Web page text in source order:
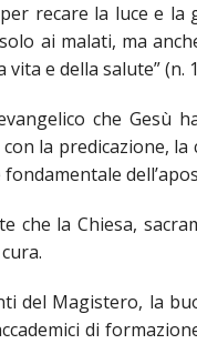
CULTURALI
DI ACCOGLIENZA
GIOVANI PER
recare la luce e
ai malati, ma
e della salute” (n.
che Gesù
la predicazione,
che la Chiesa,
del Magistero, la
di